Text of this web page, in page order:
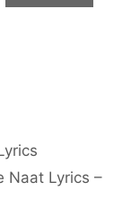
Naat Lyrics –